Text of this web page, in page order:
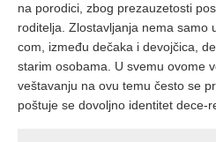
na po­ro­di­ci, zbog pre­za­u­ze­to­sti
ro­di­te­lja. Zlo­sta­vlja­nja ne­ma
com, iz­me­đu de­ča­ka i de­voj­či­ca,
sta­rim oso­ba­ma. U sve­mu ovo­me
ve­šta­va­nju na ovu te­mu če­sto se
po­štu­je se do­volj­no iden­ti­tet de­ce-